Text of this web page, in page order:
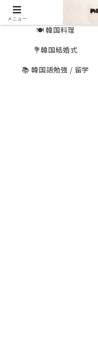
🍽 韓国料理
💐韓国結婚式
📚 韓国語勉強 / 留学
メニュー